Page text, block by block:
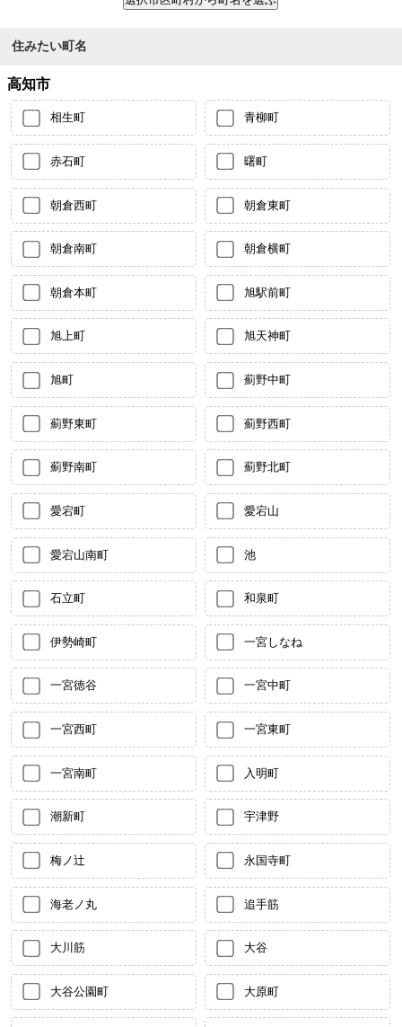
住みたい町名
高知市
相生町 青柳町
赤石町 曙町
朝倉西町 朝倉東町
朝倉南町 朝倉横町
朝倉本町 旭駅前町
旭上町 旭天神町
旭町 薊野中町
薊野東町 薊野西町
薊野南町 薊野北町
愛宕町 愛宕山
愛宕山南町 池
石立町 和泉町
伊勢崎町 一宮しなね
一宮徳谷 一宮中町
一宮西町 一宮東町
一宮南町 入明町
潮新町 宇津野
梅ノ辻 永国寺町
海老ノ丸 追手筋
大川筋 大谷
大谷公園町 大原町